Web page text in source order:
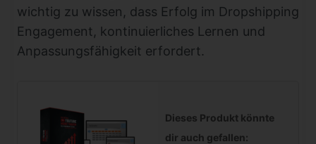
wichtig zu wissen, dass Erfolg im Dropshipping
Engagement, kontinuierliches Lernen und
Anpassungsfähigkeit erfordert.
Dieses Produkt könnte
dir auch gefallen: